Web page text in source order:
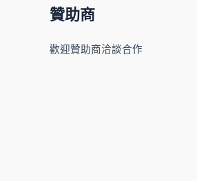
贊助商
歡迎贊助商洽談合作